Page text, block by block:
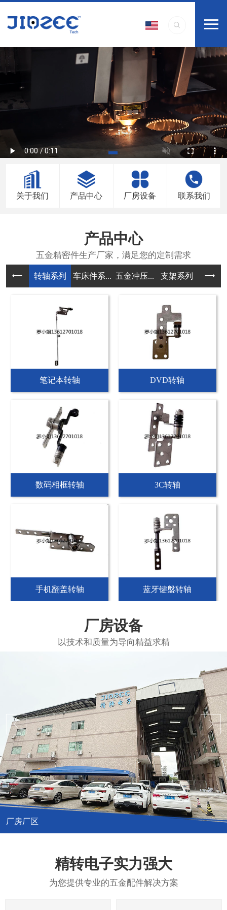
关于我们 产品中心 厂房设备 联系我们
产品中心
转轴系列 车床件系... 五金冲压... 支架系列 触控
笔记本转轴 DVD转轴
数码相框转轴 3C转轴
手机翻盖转轴 蓝牙键盤转轴
厂房设备
厂房厂区
精转电子实力强大
为您提供专业的五金配件解决方案